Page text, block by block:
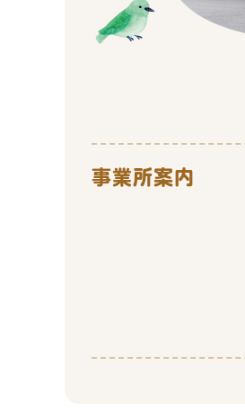
事業所案内